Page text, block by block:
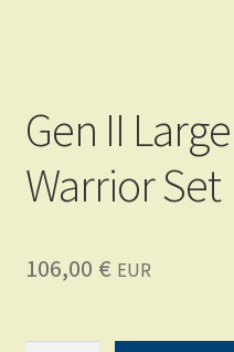
CRKT
KA-BAR
Gen II
Warrior Set
106,00 € EUR